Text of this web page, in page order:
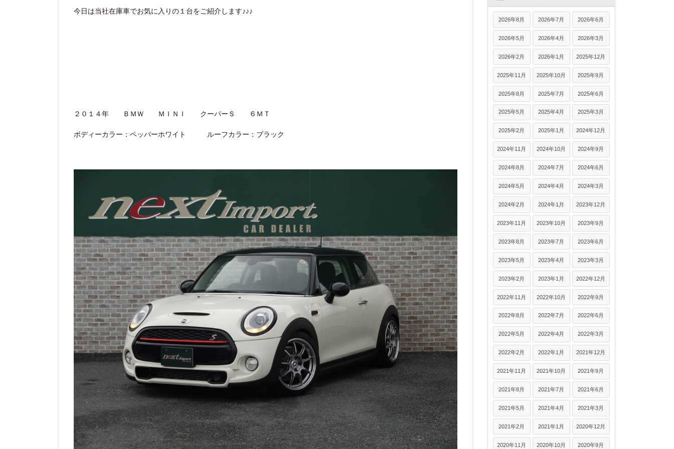
今日は当社在庫車でお気に入りの１台をご紹介します♪♪♪
２０１４年 ＢＭＷ ＭＩＮＩ クーパーＳ ６ＭＴ
ボディーカラー：ペッパーホワイト ルーフカラー：ブラック
2026年8月 2026年7月 2026年6月
2026年5月 2026年4月 2026年3月
2026年2月 2026年1月 2025年12月
2025年11月 2025年10月 2025年9月
2025年8月 2025年7月 2025年6月
2025年5月 2025年4月 2025年3月
2025年2月 2025年1月 2024年12月
2024年11月 2024年10月 2024年9月
2024年8月 2024年7月 2024年6月
2024年5月 2024年4月 2024年3月
2024年2月 2024年1月 2023年12月
2023年11月 2023年10月 2023年9月
2023年8月 2023年7月 2023年6月
2023年5月 2023年4月 2023年3月
2023年2月 2023年1月 2022年12月
2022年11月 2022年10月 2022年9月
2022年8月 2022年7月 2022年6月
2022年5月 2022年4月 2022年3月
2022年2月 2022年1月 2021年12月
2021年11月 2021年10月 2021年9月
2021年8月 2021年7月 2021年6月
2021年5月 2021年4月 2021年3月
2021年2月 2021年1月 2020年12月
2020年11月 2020年10月 2020年9月